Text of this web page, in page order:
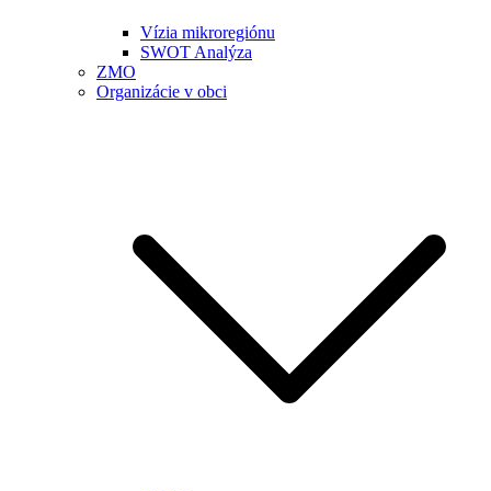
Vízia mikroregiónu
SWOT Analýza
ZMO
Organizácie v obci